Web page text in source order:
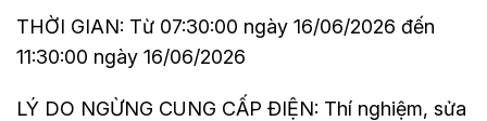
THỜI GIAN: Từ 07:30:00 ngày 16/06/2026 đến
11:30:00 ngày 16/06/2026
LÝ DO NGỪNG CUNG CẤP ĐIỆN: Thí nghiệm, sửa